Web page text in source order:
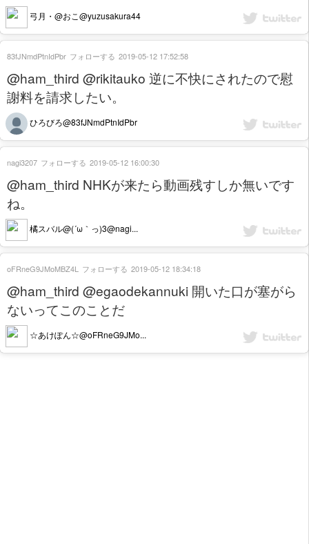
弓月・@おこ@yuzusakura44
@ham_third @rikitauko 逆に不快にされたので慰
謝料を請求したい。
ひろびろ@83fJNmdPtnIdPbr
83fJNmdPtnIdPbr フォローする 2019-05-12 17:52:58
@ham_third NHKが来たら動画残すしか無いです
ね。
橘スバル@(´ω｀っ)3@nagi...
nagi3207 フォローする 2019-05-12 16:00:30
@ham_third @egaodekannuki 開いた口が塞がら
ないってこのことだ
☆あけぽん☆@oFRneG9JMo...
oFRneG9JMoMBZ4L フォローする 2019-05-12 18:34:18